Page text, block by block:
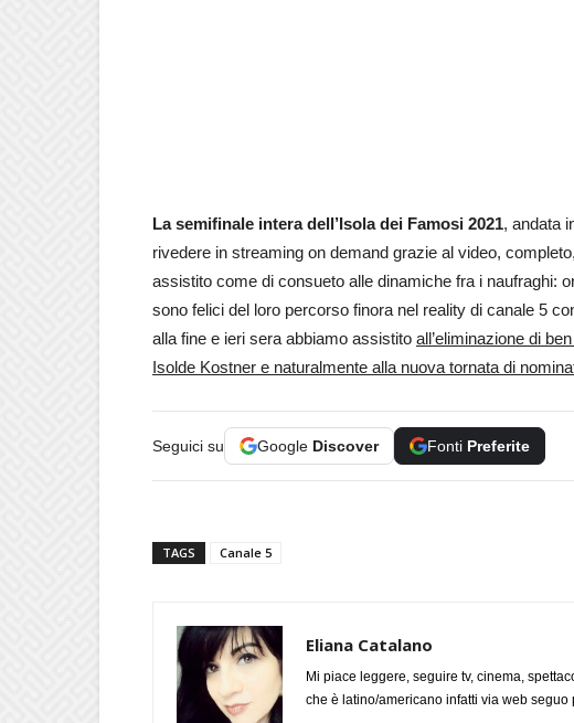
La semifinale intera dell’Isola dei Famosi 2021, andata
rivedere in streaming on demand grazie al video,
assistito come di consueto alle dinamiche fra i naufraghi:
sono felici del loro percorso finora nel reality di canale 5
alla fine e ieri sera abbiamo assistito all’eliminazione di
Isolde Kostner e naturalmente alla nuova tornata di
Seguici su Google Discover Fonti Preferite
TAGS Canale 5
Eliana Catalano
Mi piace leggere, seguire tv, cinema,
che è latino/americano infatti via web seguo